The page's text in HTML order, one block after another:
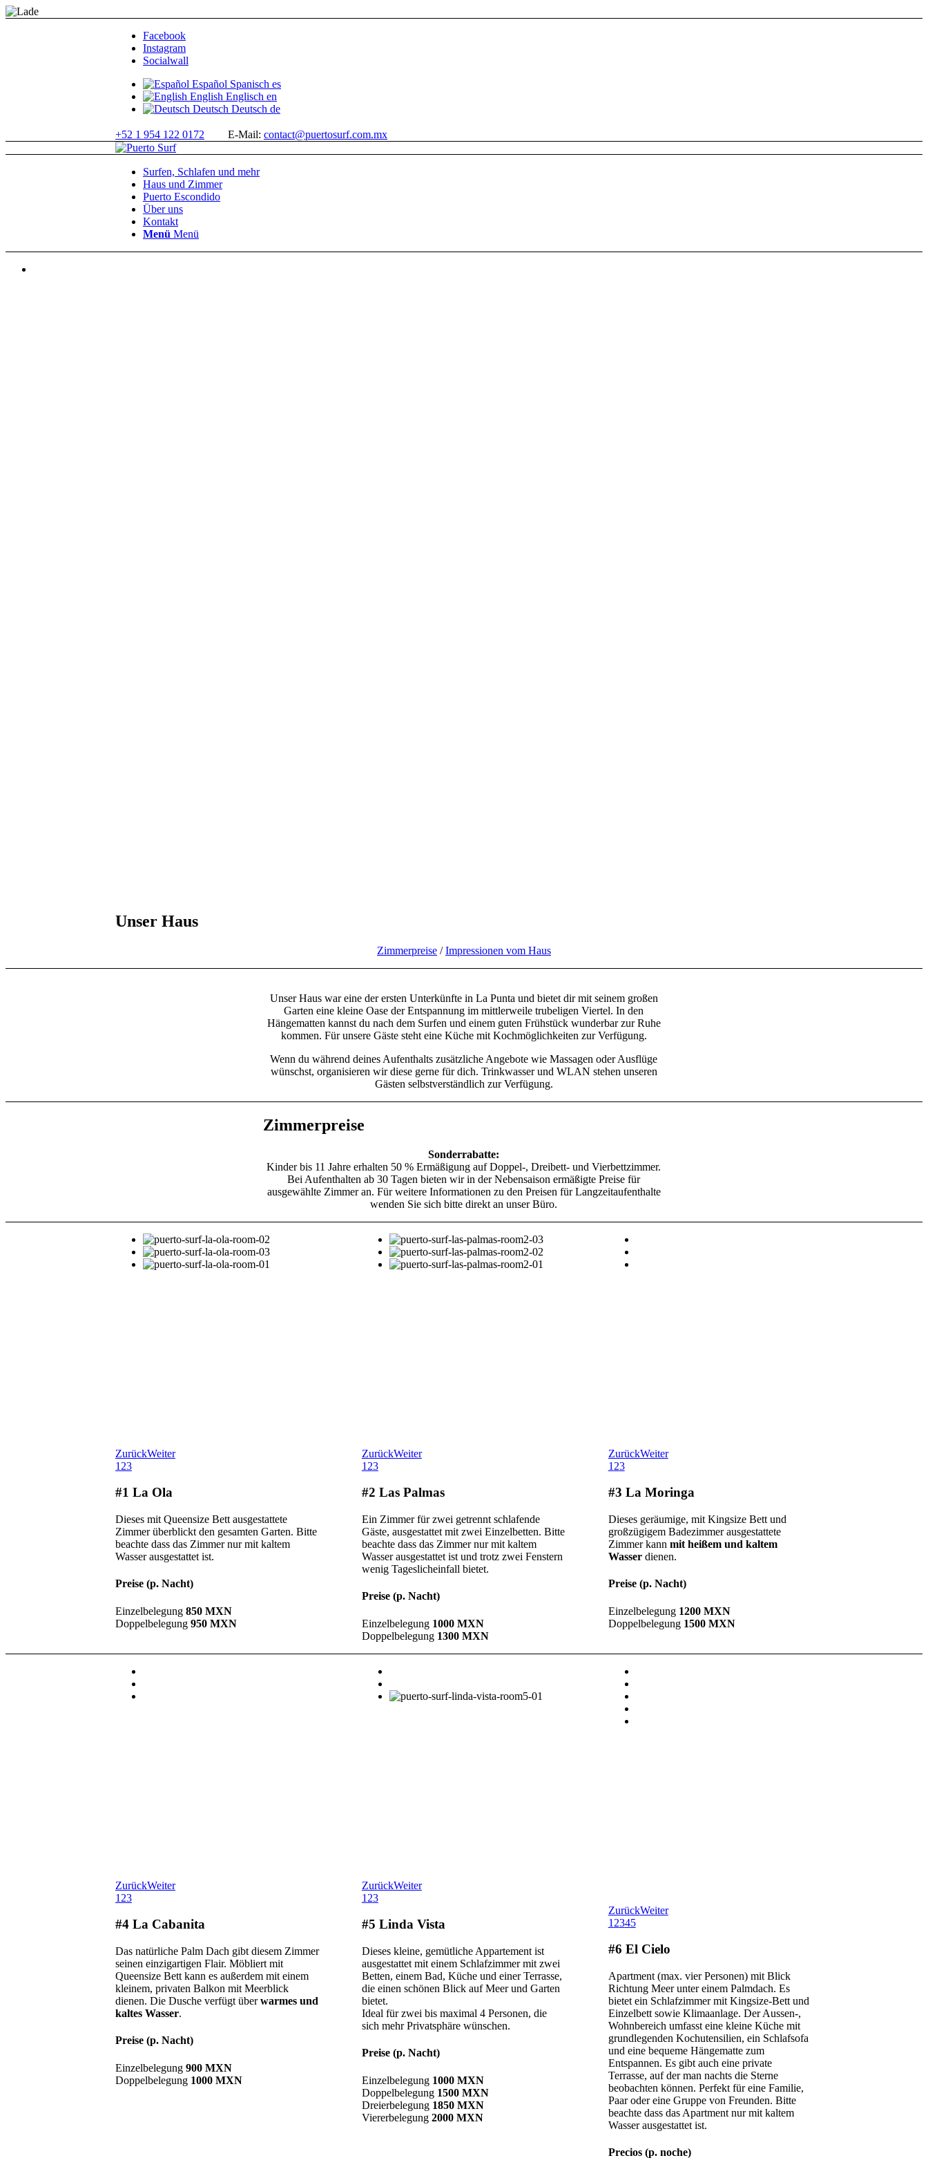
Facebook
Instagram
Socialwall
Español Spanisch es
English Englisch en
Deutsch Deutsch de
+52 1 954 122 0172 E-Mail: contact@puertosurf.com.mx
Surfen, Schlafen und mehr
Haus und Zimmer
Puerto Escondido
Über uns
Kontakt
Menü Menü
Unser Haus
Zimmerpreise /Impressionen vom Haus
Unser Haus war eine der ersten Unterkünfte in La Punta und bietet dir mit seinem großen
Garten eine kleine Oase der Entspannung im mittlerweile trubeligen Viertel. In den
Hängematten kannst du nach dem Surfen und einem guten Frühstück wunderbar zur Ruhe
kommen. Für unsere Gäste steht eine Küche mit Kochmöglichkeiten zur Verfügung.
Wenn du während deines Aufenthalts zusätzliche Angebote wie Massagen oder Ausflüge
wünschst, organisieren wir diese gerne für dich. Trinkwasser und WLAN stehen unseren
Gästen selbstverständlich zur Verfügung.
Zimmerpreise
Sonderrabatte:
Kinder bis 11 Jahre erhalten 50 % Ermäßigung auf Doppel-, Dreibett- und Vierbettzimmer.
Bei Aufenthalten ab 30 Tagen bieten wir in der Nebensaison ermäßigte Preise für
ausgewählte Zimmer an. Für weitere Informationen zu den Preisen für Langzeitaufenthalte
wenden Sie sich bitte direkt an unser Büro.
ZurückWeiter
1 23
#1 La Ola
Dieses mit Queensize Bett ausgestattete
Zimmer überblickt den gesamten Garten. Bitte
beachte dass das Zimmer nur mit kaltem
Wasser ausgestattet ist.
Preise (p. Nacht)
Einzelbelegung 850 MXN
Doppelbelegung 950 MXN
ZurückWeiter
1 23
#2 Las Palmas
Ein Zimmer für zwei getrennt schlafende
Gäste, ausgestattet mit zwei Einzelbetten. Bitte
beachte dass das Zimmer nur mit kaltem
Wasser ausgestattet ist und trotz zwei Fenstern
wenig Tageslicheinfall bietet.
Preise (p. Nacht)
Einzelbelegung 1000 MXN
Doppelbelegung 1300 MXN
ZurückWeiter
1 23
#3 La Moringa
Dieses geräumige, mit Kingsize Bett und
großzügigem Badezimmer ausgestattete
Zimmer kann mit heißem und kaltem
Wasserdienen.
Preise (p. Nacht)
Einzelbelegung 1200 MXN
Doppelbelegung 1500 MXN
ZurückWeiter
1 23
#4 La Cabanita
Das natürliche Palm Dach gibt diesem Zimmer
seinen einzigartigen Flair. Möbliert mit
Queensize Bett kann es außerdem mit einem
kleinem, privaten Balkon mit Meerblick
dienen. Die Dusche verfügt überwarmes und
kaltes Wasser.
Preise (p. Nacht)
Einzelbelegung 900 MXN
Doppelbelegung 1000 MXN
ZurückWeiter
1 23
#5 Linda Vista
Dieses kleine, gemütliche Appartement ist
ausgestattet mit einem Schlafzimmer mit zwei
Betten, einem Bad, Küche und einer Terrasse,
die einen schönen Blick auf Meer und Garten
bietet.
Ideal für zwei bis maximal 4 Personen, die
sich mehr Privatsphäre wünschen.
Preise (p. Nacht)
Einzelbelegung 1000 MXN
Doppelbelegung 1500 MXN
Dreierbelegung 1850 MXN
Viererbelegung 2000 MXN
ZurückWeiter
1 2345
#6 El Cielo
Apartment (max. vier Personen) mit Blick
Richtung Meer unter einem Palmdach. Es
bietet ein Schlafzimmer mit Kingsize-Bett und
Einzelbett sowie Klimaanlage. Der Aussen-,
Wohnbereich umfasst eine kleine Küche mit
grundlegenden Kochutensilien, ein Schlafsofa
und eine bequeme Hängematte zum
Entspannen. Es gibt auch eine private
Terrasse, auf der man nachts die Sterne
beobachten können. Perfekt für eine Familie,
Paar oder eine Gruppe von Freunden. Bitte
beachte dass das Apartment nur mit kaltem
Wasser ausgestattet ist.
Precios (p. noche)